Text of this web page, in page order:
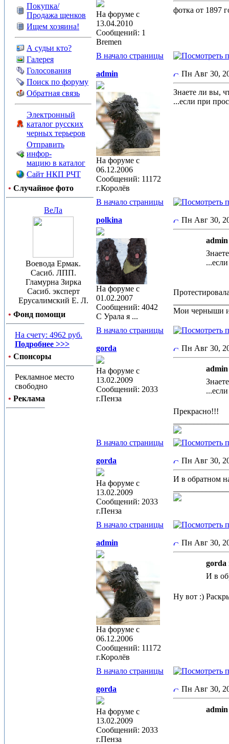
Покупка/
Продажа щенков
Ищем хозяина!
А судьи кто?
Галерея
Голосования
Поиск по форуму
Обратная связь
Электронный
каталог русских
черных терьеров
Отправить
инфор-
мацию в каталог
Сайт НКП РЧТ
• Случайное фото
ВеЛа
Воевода Ермак.
Сасиб. ЛПП.
Гламурна Зирка
Сасиб. эксперт
Ерусалимский Е. Л.
• Фонд помощи
На счету: 4962 руб.
Подробнее >>>
• Спонсоры
Рекламное место
свободно
• Реклама
На форуме с
13.04.2010
Сообщений: 1
Bremen
фотка от 1897
В начало страницы
admin
На форуме с
06.12.2006
Сообщений: 11172
г.Королёв
Пн Авг 30,
Знаете ли вы,
...если при
В начало страницы
polkina
На форуме с
01.02.2007
Сообщений: 4042
С Урала я ...
Пн Авг 30,
Мои черныши
В начало страницы
gorda
На форуме с
13.02.2009
Сообщений: 2033
г.Пенза
Пн Авг 30,
Прекрасно!!!
В начало страницы
gorda
На форуме с
13.02.2009
Сообщений: 2033
г.Пенза
Пн Авг 30,
И в обратном
В начало страницы
admin
На форуме с
06.12.2006
Сообщений: 11172
г.Королёв
Пн Авг 30,
gorda
И в
Ну вот :)
В начало страницы
gorda
На форуме с
13.02.2009
Сообщений: 2033
г.Пенза
Пн Авг 30,